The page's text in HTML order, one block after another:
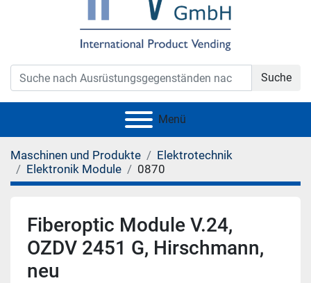
Suche
Menü
Maschinen und Produkte
Elektrotechnik
Elektronik Module
0870
Fiberoptic Module V.24,
OZDV 2451 G, Hirschmann,
neu